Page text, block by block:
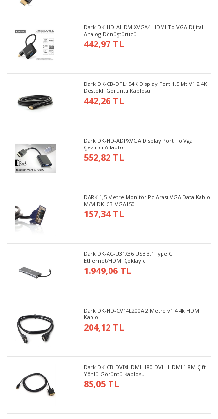
Dark DK-HD-AHDMIXVGA4 HDMI To VGA Dijital -
Analog Dönüştürücü
442,97 TL
Dark DK-CB-DPL154K Display Port 1.5 Mt V1.2 4K
Destekli Görüntü Kablosu
442,26 TL
Dark DK-HD-ADPXVGA Display Port To Vga
Çevirici Adaptör
552,82 TL
DARK 1,5 Metre Monitör Pc Arası VGA Data Kablo
M/M DK-CB-VGA150
157,34 TL
Dark DK-AC-U31X36 USB 3.1Type C
Ethernet/HDMI Çoklayıcı
1.949,06 TL
Dark DK-HD-CV14L200A 2 Metre v1.4 4k HDMI
Kablo
204,12 TL
Dark DK-CB-DVIXHDMIL180 DVI - HDMI 1.8M Çift
Yönlü Görüntü Kablosu
85,05 TL